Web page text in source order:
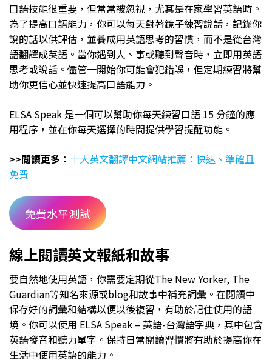
口語技能很重要，但常常被忽視，尤其是在家學習英語時。
為了提高口語能力，你可以每天對著鏡子練習說話，記錄你
說的話以供評估，並養成用英語思考的習慣，而不是從台灣
語翻譯成英語。當你遇到人、事或聽到聲音時，立即用英語
思考或說話。儘管一開始你可能會犯錯誤，但定期練習將幫
助你更信心並快速提高口語能力。
ELSA Speak 是一個可以幫助你每天練習口語 15 分鐘的應
用程序，並在你每天選擇的時間提供學習提醒功能。
>>閲讀更多： 十大英文翻譯中文網站推薦：快速、準確且
免費
免費水平測試
線上閱讀英文報紙和故事
要自然地使用英語，你需要定期從The New Yorker, The
Guardian等知名來源或blog和故事中補充詞彙。在閱讀中
保存好的詞彙和結構以便以後複習，有助於記住使用的語
境。你可以使用 ELSA Speak – 英語-台灣語字典，其中包含
英語發音和聽力單字。保持日常閱讀習慣將有助於提高你在
生活中使用英語的能力。